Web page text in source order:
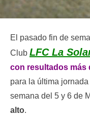
El pasado fin de
Club LFC La
con resultados más
para la última
semana del 5 y 6 de
alto.